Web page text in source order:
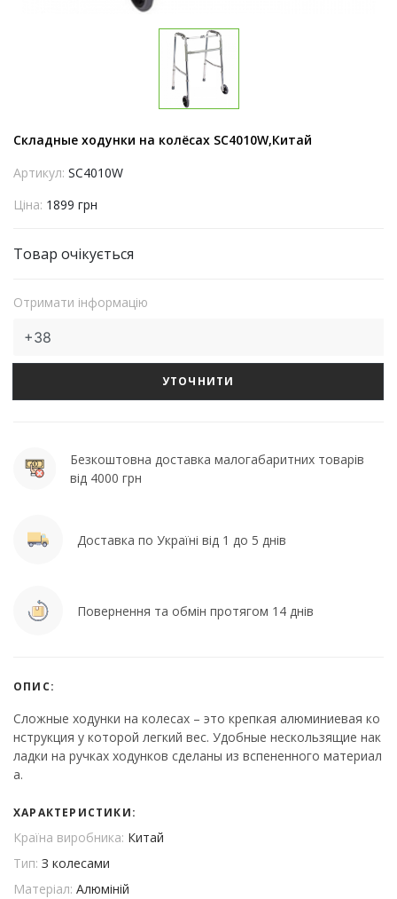
Складные ходунки на колёсах SC4010W,Китай
Артикул: SC4010W
Ціна: 1899 грн
Товар очікується
Отримати інформацію
УТОЧНИТИ
Безкоштовна доставка малогабаритних товарів
від 4000 грн
Доставка по Україні від 1 до 5 днів
Повернення та обмін протягом 14 днів
ОПИС:
Сложные ходунки на колесах – это крепкая алюминиевая ко
нструкция у которой легкий вес. Удобные нескользящие нак
ладки на ручках ходунков сделаны из вспененного материал
а.
ХАРАКТЕРИСТИКИ:
Країна виробника: Китай
Тип: З колесами
Матеріал: Алюміній